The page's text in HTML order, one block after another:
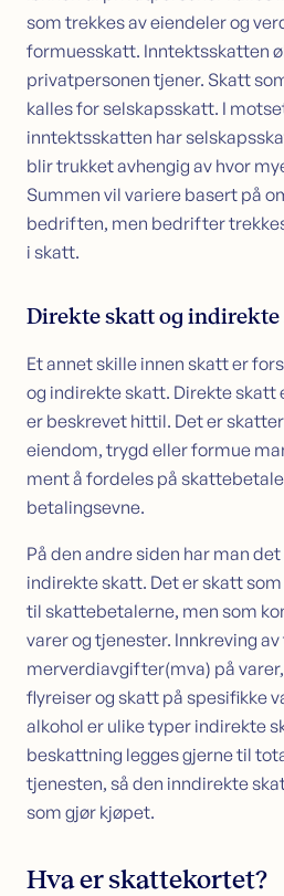
som trekkes av eiendeler og
formuesskatt. Inntektsskatten
privatpersonen tjener. Skatt
kalles for selskapsskatt. I
inntektsskatten har
blir trukket avhengig av hvor
Summen vil variere basert på
bedriften, men bedrifter
i skatt.
Direkte skatt og
Et annet skille innen skatt er
og indirekte skatt. Direkte skatt
er beskrevet hittil. Det er
eiendom, trygd eller formue
ment å fordeles på
betalingsevne.
På den andre siden har man
indirekte skatt. Det er skatt
til skattebetalerne, men som
varer og tjenester. Innkreving av
merverdiavgifter(mva) på
flyreiser og skatt på spesifikke
alkohol er ulike typer indirekte
beskattning legges gjerne til
tjenesten, så den inndirekte
som gjør kjøpet.
Hva er skattekortet?